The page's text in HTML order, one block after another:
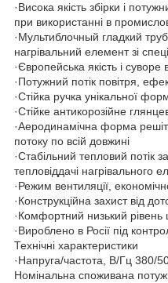
·Висока якість збірки і
при використанні в
·Мультиблочный гладкий
нагрівальний елемент зі
·Європейська якість і
·Потужний потік повітря,
·Стійка ручка унікальної
·Стійке антикорозійне
·Аеродинамічна форма
потоку по всій довжині
·Стабільний тепловий потік
тепловіддачі нагрівального
·Режим вентиляції,
·Конструкційна захист від
·Комфортний низький рівень
·Вироблено в Росії під
Технічні характеристики
·Напруга/частота, В/Гц 380/
Номінальна споживана